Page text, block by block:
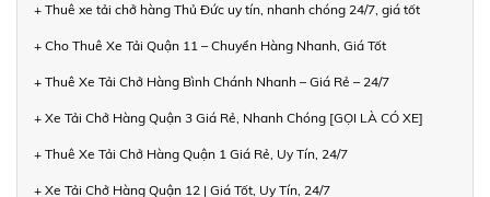
+ Thuê xe tải chở hàng Thủ Đức uy tín, nhanh chóng 24/7, giá tốt
+ Cho Thuê Xe Tải Quận 11 – Chuyển Hàng Nhanh, Giá Tốt
+ Thuê Xe Tải Chở Hàng Bình Chánh Nhanh – Giá Rẻ – 24/7
+ Xe Tải Chở Hàng Quận 3 Giá Rẻ, Nhanh Chóng [GỌI LÀ CÓ XE]
+ Thuê Xe Tải Chở Hàng Quận 1 Giá Rẻ, Uy Tín, 24/7
+ Xe Tải Chở Hàng Quận 12 | Giá Tốt, Uy Tín, 24/7